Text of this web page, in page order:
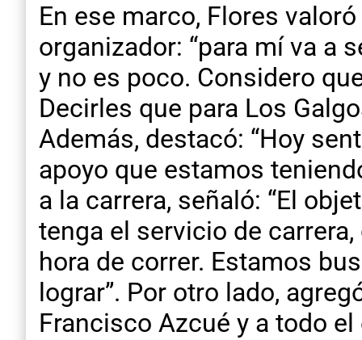
En ese marco, Flores
organizador: “para mí va a
y no es poco. Considero
Decirles que para Los
Además, destacó: “Hoy
apoyo que estamos
a la carrera, señaló: “El
tenga el servicio de
hora de correr. Estamos
lograr”. Por otro lado,
Francisco Azcué y a todo